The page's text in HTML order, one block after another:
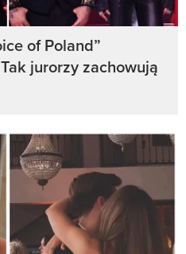
of Poland”
jurorzy zachowują